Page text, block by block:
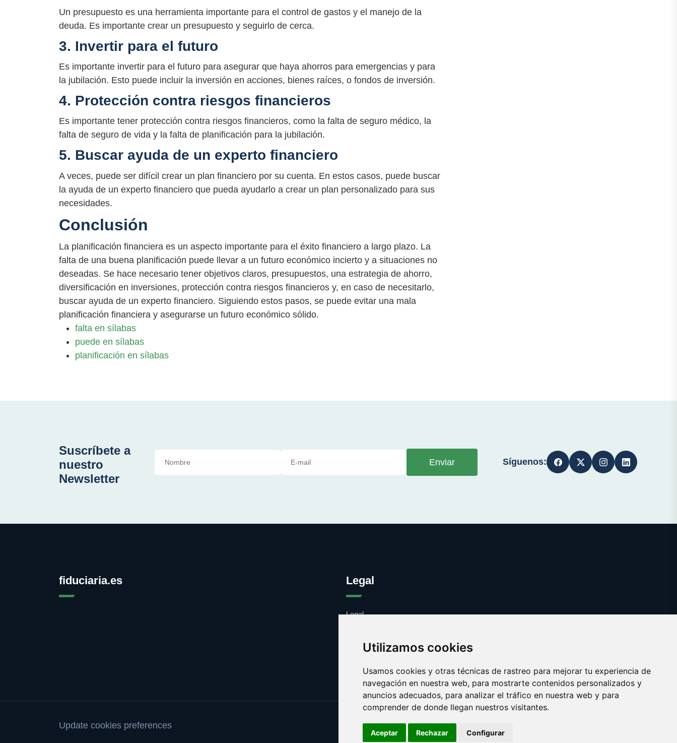
Utilizamos cookies
Usamos cookies y otras técnicas de rastreo para mejorar tu experiencia de
navegación en nuestra web, para mostrarte contenidos personalizados y
anuncios adecuados, para analizar el tráfico en nuestra web y para
comprender de donde llegan nuestros visitantes.
Aceptar Rechazar Configurar
Un presupuesto es una herramienta importante para el control de gastos y el manejo de la
deuda. Es importante crear un presupuesto y seguirlo de cerca.
3. Invertir para el futuro
Es importante invertir para el futuro para asegurar que haya ahorros para emergencias y para
la jubilación. Esto puede incluir la inversión en acciones, bienes raíces, o fondos de inversión.
4. Protección contra riesgos financieros
Es importante tener protección contra riesgos financieros, como la falta de seguro médico, la
falta de seguro de vida y la falta de planificación para la jubilación.
5. Buscar ayuda de un experto financiero
A veces, puede ser difícil crear un plan financiero por su cuenta. En estos casos, puede buscar
la ayuda de un experto financiero que pueda ayudarlo a crear un plan personalizado para sus
necesidades.
Conclusión
La planificación financiera es un aspecto importante para el éxito financiero a largo plazo. La
falta de una buena planificación puede llevar a un futuro económico incierto y a situaciones no
deseadas. Se hace necesario tener objetivos claros, presupuestos, una estrategia de ahorro,
diversificación en inversiones, protección contra riesgos financieros y, en caso de necesitarlo,
buscar ayuda de un experto financiero. Siguiendo estos pasos, se puede evitar una mala
planificación financiera y asegurarse un futuro económico sólido.
falta en sílabas
puede en sílabas
planificación en sílabas
Suscríbete a
nuestro
Newsletter
Enviar Síguenos:
fiduciaria.es Legal
Legal
Contacto
Update cookies preferences